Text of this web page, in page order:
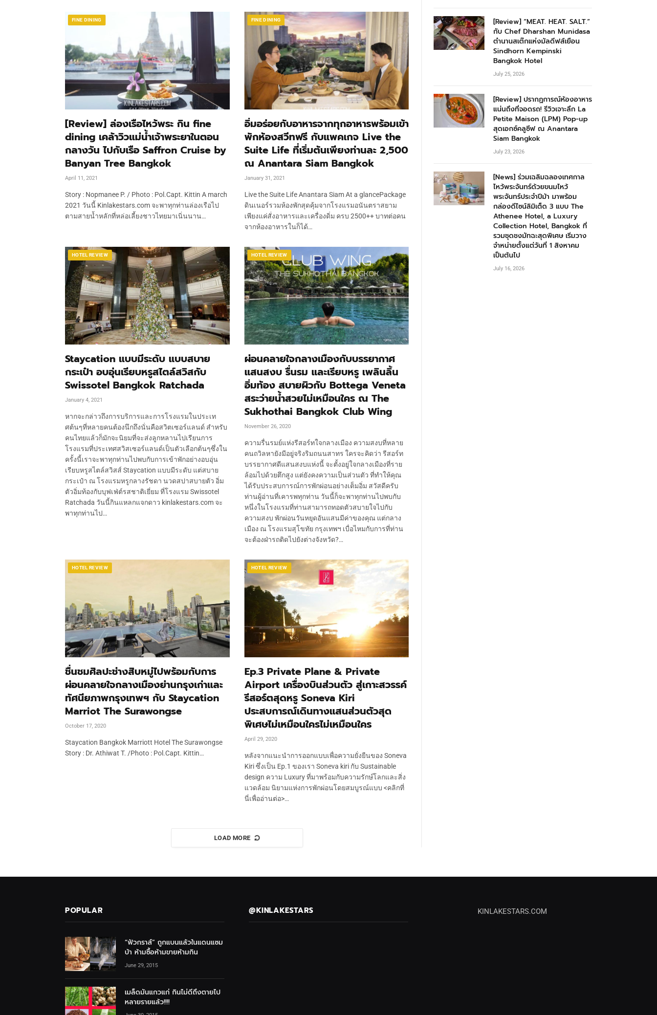
FINE DINING
[Review] ล่องเรือไหว้พระ กิน fine
dining เคล้าวิวแม่น้ำเจ้าพระยาในตอน
กลางวัน ไปกับเรือ Saffron Cruise by
Banyan Tree Bangkok
April 11, 2021
Story : Nopmanee P. / Photo : Pol.Capt. Kittin A march
2021 วันนี้ Kinlakestars.com จะพาทุกท่านล่องเรือไป
ตามสายน้ำหลักที่หล่อเลี้ยงชาวไทยมาเนิ่นนาน…
FINE DINING
อิ่มอร่อยกับอาหารจากทุกอาหารพร้อมเข้า
พักห้องสวีทฟรี กับแพคเกจ Live the
Suite Life ที่เริ่มต้นเพียงท่านละ 2,500
ณ Anantara Siam Bangkok
January 31, 2021
Live the Suite Life Anantara Siam At a glancePackage
ดินเนอร์รวมห้องพักสุดคุ้มจากโรงแรมอนันตราสยาม
เพียงแค่สั่งอาหารและเครื่องดิ่ม ครบ 2500++ บาทต่อคน
จากห้องอาหารในก็ได้…
HOTEL REVIEW
Staycation แบบมีระดับ แบบสบาย
กระเป๋า อบอุ่นเรียบหรูสไตล์สวิสกับ
Swissotel Bangkok Ratchada
January 4, 2021
หากจะกล่าวถึงการบริการและการโรงแรมในประเท
ศต้นๆที่หลายคนต้องนึกถึงนั่นคือสวิตเซอร์แลนด์​ สำหรับ
คนไทยแล้วก็มักจะนิยมที่จะส่งลูกหลานไปเรียนการ
โรงแรมที่ประเทศสวิสเซอร์แลนด์เป็นตัวเลือกต้นๆซึ่งใน
ครั้งนี้เราจะพาทุกท่านไปพบกับการเข้าพักอย่างอบอุ่น
เรียบหรูสไตล์สวิสส์​ Staycation แบบมีระดับ แต่สบาย
กระเป๋า ณ โรงแรมหรูกลางรัชดา นวดสปาสบายตัว อิ่ม
ตัวอิ่มท้องกับบุฟเฟ่ต์รสชาติเยี่ยม ที่โรงแรม Swissotel
Ratchada วันนี้กินแหลกแจกดาว kinlakestars.com จะ
พาทุกท่านไป…
HOTEL REVIEW
ผ่อนคลายใจกลางเมืองกับบรรยากาศ
แสนสงบ รื่นรม และเรียบหรู เพลินลิ้น
อิ่มท้อง สบายผิวกับ Bottega Veneta
สระว่ายน้ำสวยไม่เหมือนใคร ณ The
Sukhothai Bangkok Club Wing
November 26, 2020
ความรื่นรมย์แห่งรีสอร์ทใจกลางเมือง ความสงบที่หลาย
คนถวิลหายังมีอยู่จริงริมถนนสาทร​ ใครจะคิดว่า รีสอร์ท
บรรยากาศดีแสนสงบแห่งนี้ จะตั้งอยู่ใจกลางเมืองที่ราย
ล้อมไปด้วยตึกสูง แต่ยังคงความเป็นส่วนตัว ที่ทำให้คุณ
ได้รับประสบการณ์การพักผ่อนอย่างเต็มอิ่ม สวัสดีครับ
ท่านผู้อ่านที่เคารพทุกท่าน​ วันนี้ก็จะพาทุกท่านไปพบกับ
หนึ่งในโรงแรมที่ท่านสามารถทอดตัวสบายใจไปกับ
ความสงบ พักผ่อนวันหยุดอันแสนมีค่าของคุณ แต่กลาง
เมือง​ ณ​ โรงแรมสุโขทัย กรุงเทพฯ​ เบื่อไหมกับการที่ท่าน
จะต้องฝ่ารถติดไปยังต่างจังหวัด?…
HOTEL REVIEW
ชื่นชมศิลปะช่างสิบหมู่ไปพร้อมกับการ
ผ่อนคลายใจกลางเมืองย่านกรุงเก่าและ
ทัศนียภาพกรุงเทพฯ กับ Staycation
Marriot The Surawongse
October 17, 2020
Staycation Bangkok Marriott Hotel The Surawongse
Story : Dr. Athiwat T. /Photo : Pol.Capt. Kittin…
HOTEL REVIEW
Ep.3 Private Plane & Private
Airport เครื่องบินส่วนตัว สู่เกาะสวรรค์
รีสอร์ตสุดหรู Soneva Kiri
ประสบการณ์เดินทางแสนส่วนตัวสุด
พิเศษไม่เหมือนใครไม่เหมือนใคร
April 29, 2020
หลังจากแนะนำการออกแบบเพื่อความยั่งยืนของ Soneva
Kiri ซึ่งเป็น Ep.1 ของเรา Soneva kiri กับ Sustainable
design ความ Luxury ที่มาพร้อมกับความรักษ์โลกและสิ่ง
แวดล้อม นิยามแห่งการพักผ่อนโดยสมบูรณ์แบบ <คลิกที่
นี่เพื่ออ่านต่อ>…
LOAD MORE
[Review] “MEAT. HEAT. SALT.”
กับ Chef Dharshan Munidasa
ตำนานสเต๊กแห่งมัลดีฟส์เยือน
Sindhorn Kempinski
Bangkok Hotel
July 25, 2026
[Review] ปรากฏการณ์ห้องอาหาร
แน่นถึงที่จอดรถ! รีวิวเจาะลึก La
Petite Maison (LPM) Pop-up
สุดเอกซ์คลูซีฟ ณ Anantara
Siam Bangkok
July 23, 2026
[News] ร่วมเฉลิมฉลองเทศกาล
ไหว้พระจันทร์ด้วยขนมไหว้
พระจันทร์ประจำปีม้า มาพร้อม
กล่องดีไซน์ลิมิเต็ด 3 แบบ The
Athenee Hotel, a Luxury
Collection Hotel, Bangkok ที่
รวมชุดชงมัทฉะสุดพิเศษ เริ่มวาง
จำหน่ายตั้งแต่วันที่ 1 สิงหาคม
เป็นต้นไป
July 16, 2026
POPULAR
“ฟัวกราส์” ถูกแบนแล้วในแดนแซม
บ้า ห้ามซื้อห้ามขายห้ามกิน
June 29, 2015
เมล็ดมันแกวแก่ กินไม่ดีถึงตายไป
หลายรายแล้ว!!!!
@KINLAKESTARS KINLAKESTARS.COM